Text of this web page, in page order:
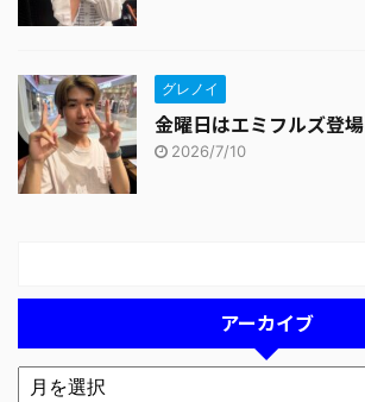
グレノイ
金曜日はエミフルズ登場
2026/7/10
アーカイブ